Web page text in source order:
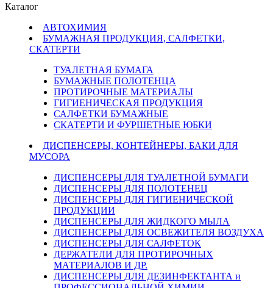
Каталог
АВТОХИМИЯ
БУМАЖНАЯ ПРОДУКЦИЯ, САЛФЕТКИ,
СКАТЕРТИ
ТУАЛЕТНАЯ БУМАГА
БУМАЖНЫЕ ПОЛОТЕНЦА
ПРОТИРОЧНЫЕ МАТЕРИАЛЫ
ГИГИЕНИЧЕСКАЯ ПРОДУКЦИЯ
САЛФЕТКИ БУМАЖНЫЕ
СКАТЕРТИ И ФУРШЕТНЫЕ ЮБКИ
ДИСПЕНСЕРЫ, КОНТЕЙНЕРЫ, БАКИ ДЛЯ
МУСОРА
ДИСПЕНСЕРЫ ДЛЯ ТУАЛЕТНОЙ БУМАГИ
ДИСПЕНСЕРЫ ДЛЯ ПОЛОТЕНЕЦ
ДИСПЕНСЕРЫ ДЛЯ ГИГИЕНИЧЕСКОЙ
ПРОДУКЦИИ
ДИСПЕНСЕРЫ ДЛЯ ЖИДКОГО МЫЛА
ДИСПЕНСЕРЫ ДЛЯ ОСВЕЖИТЕЛЯ ВОЗДУХА
ДИСПЕНСЕРЫ ДЛЯ САЛФЕТОК
ДЕРЖАТЕЛИ ДЛЯ ПРОТИРОЧНЫХ
МАТЕРИАЛОВ И ДР.
ДИСПЕНСЕРЫ ДЛЯ ДЕЗИНФЕКТАНТА и